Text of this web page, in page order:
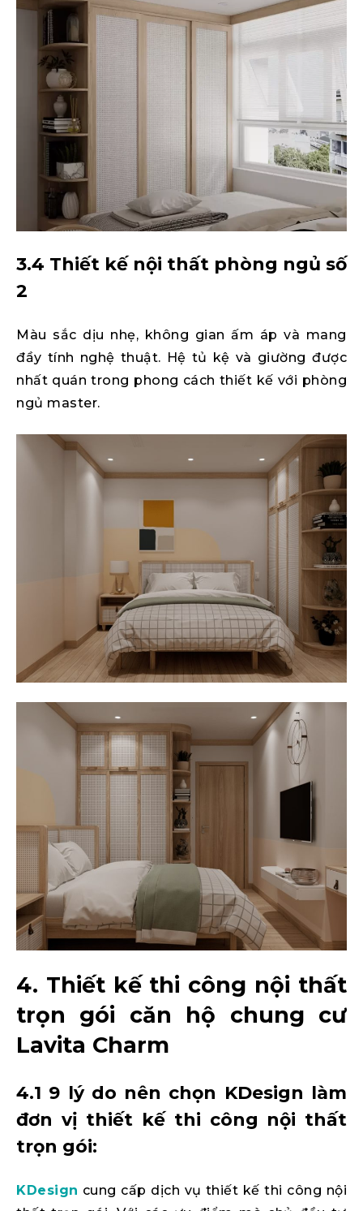
3.4 Thiết kế nội thất phòng ngủ số
2
Màu sắc dịu nhẹ, không gian ấm áp và mang
đầy tính nghệ thuật. Hệ tủ kệ và giường được
nhất quán trong phong cách thiết kế với phòng
ngủ master.
4. Thiết kế thi công nội thất
trọn gói căn hộ chung cư
Lavita Charm
4.1 9 lý do nên chọn KDesign làm
đơn vị thiết kế thi công nội thất
trọn gói:
KDesign cung cấp dịch vụ thiết kế thi công nội